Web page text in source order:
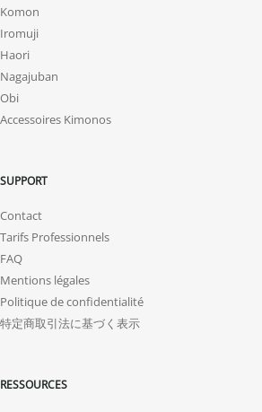
Komon
Iromuji
Haori
Nagajuban
Obi
Accessoires Kimonos
SUPPORT
Contact
Tarifs Professionnels
FAQ
Mentions légales
Politique de confidentialité
特定商取引法に基づく表示
RESSOURCES